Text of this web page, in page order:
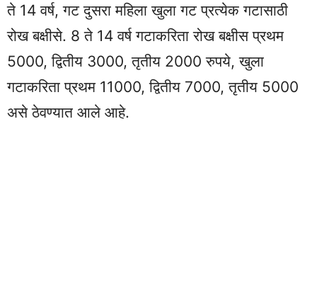
ते 14 वर्ष, गट दुसरा महिला खुला गट प्रत्येक गटासाठी
रोख बक्षीसे. 8 ते 14 वर्ष गटाकरिता रोख बक्षीस प्रथम
5000, द्वितीय 3000, तृतीय 2000 रुपये, खुला
गटाकरिता प्रथम 11000, द्वितीय 7000, तृतीय 5000
असे ठेवण्यात आले आहे.